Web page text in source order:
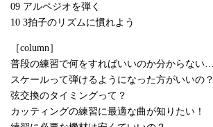
09 アルペジオを弾く
10 3拍子のリズムに慣れよう
［column］
普段の練習で何をすればいいのか分からない…
スケールって弾けるようになった方がいいの？
弦交換のタイミングって？
カッティングの練習に最適な曲が知りたい！